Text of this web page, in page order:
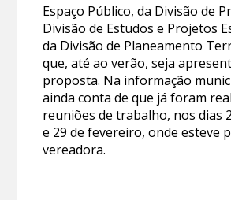
Espaço Público, da Divisão de
Divisão de Estudos e Projetos
da Divisão de Planeamento
que, até ao verão, seja
proposta. Na informação
ainda conta de que já foram
reuniões de trabalho, nos dias
e 29 de fevereiro, onde esteve
vereadora.